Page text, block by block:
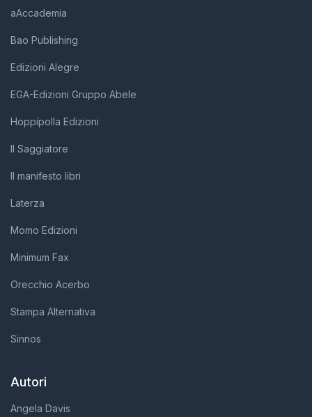
aAccademia
Bao Publishing
Edizioni Alegre
EGA-Edizioni Gruppo Abele
Hoppípolla Edizioni
Il Saggiatore
Il manifesto libri
Laterza
Momo Edizioni
Minimum Fax
Orecchio Acerbo
Stampa Alternativa
Sinnos
Autori
Angela Davis